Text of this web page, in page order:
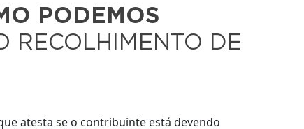
PODEMOS
RECOLHIMENTO DE
atesta se o contribuinte está devendo